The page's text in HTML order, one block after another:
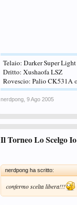
Telaio: Darker Super
Dritto: Xushaofa LSZ
Rovescio: Palio CK531A
nerdpong 9 Ago 2005
Il Torneo Lo Scelgo
nerdpong ha scritto:
confermo scelta libera!!!